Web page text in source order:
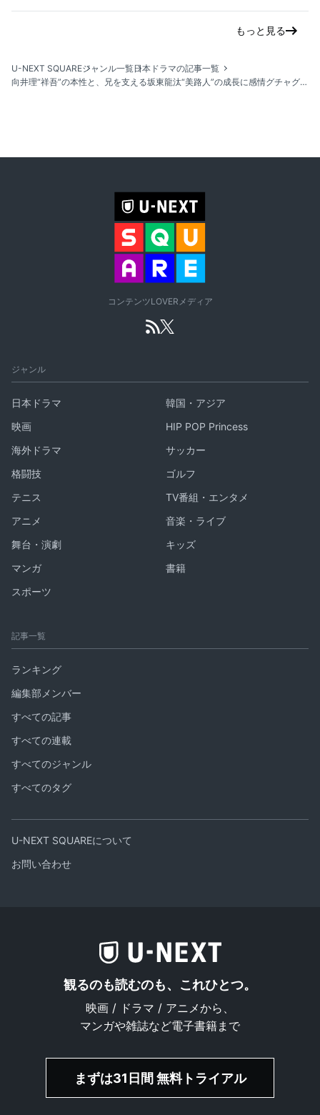
もっと見る
U-NEXT SQUAREジャンル一覧日本ドラマの記事一覧
向井理“祥吾”の本性と、兄を支える坂東龍汰“美路人​​”の成長に感情グチャグチャ『ライオンの隠れ家』第9話
コンテンツLOVERメディア
ジャンル
日本ドラマ
韓国・アジア
映画
HIP POP Princess
海外ドラマ
サッカー
格闘技
ゴルフ
テニス
TV番組・エンタメ
アニメ
音楽・ライブ
舞台・演劇
キッズ
マンガ
書籍
スポーツ
記事一覧
ランキング
編集部メンバー
すべての記事
すべての連載
すべてのジャンル
すべてのタグ
U-NEXT SQUAREについて
お問い合わせ
観るのも読むのも、これひとつ。
映画 / ドラマ / アニメから、
マンガや雑誌など電子書籍まで
まずは31日間 無料トライアル